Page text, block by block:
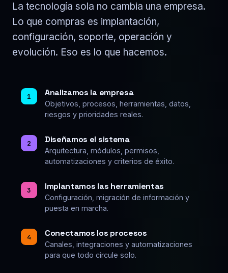
La tecnología sola no cambia una empresa.
Lo que compras es implantación,
configuración, soporte, operación y
evolución. Eso es lo que hacemos.
1 Analizamos la empresa
Objetivos, procesos, herramientas, datos,
riesgos y prioridades reales.
2 Diseñamos el sistema
Arquitectura, módulos, permisos,
automatizaciones y criterios de éxito.
3 Implantamos las herramientas
Configuración, migración de información y
puesta en marcha.
4 Conectamos los procesos
Canales, integraciones y automatizaciones
para que todo circule solo.